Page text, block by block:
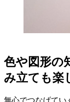
色や図形の
み立ても楽
無心でつなげてい